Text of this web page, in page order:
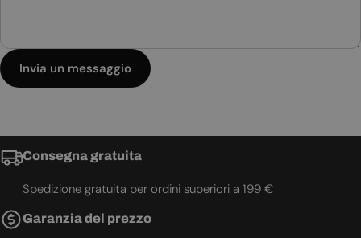
Invia un messaggio
Consegna gratuita
Spedizione gratuita per ordini superiori a 199 €
Garanzia del prezzo